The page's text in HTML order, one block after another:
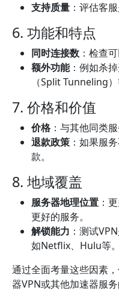
支持质量 ：评估客
6. 功能和特点
同时连接数 ：检查
额外功能：例如杀
（Split Tunneling）
7. 价格和价值
价格 ：与其他同类
退款政策 ：如果服
款。
8. 地域覆盖
服务器地理位置 ：
更好的服务。
解锁能力 ：测试
如Netflix、Hulu等。
通过全面考量这些因素
器VPN或其他加速器服务